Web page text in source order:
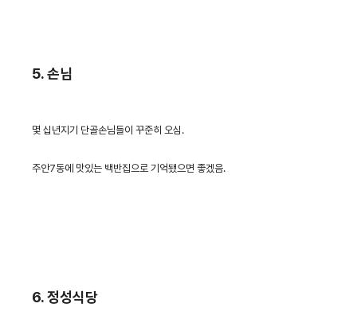
5. 손님
몇 십년지기 단골손님들이 꾸준히 오심.
주안7동에 맛있는 백반집으로 기억됐으면 좋겠음.
6. 정성식당